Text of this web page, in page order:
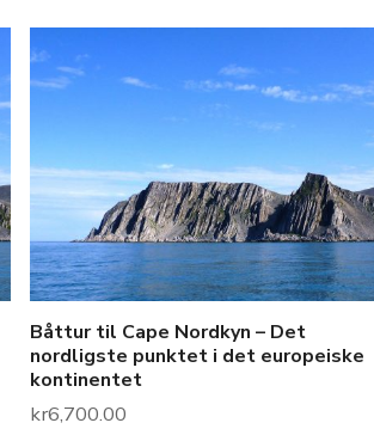
Båttur til Cape Nordkyn – Det
nordligste punktet i det europeiske
kontinentet
kr6,700.00